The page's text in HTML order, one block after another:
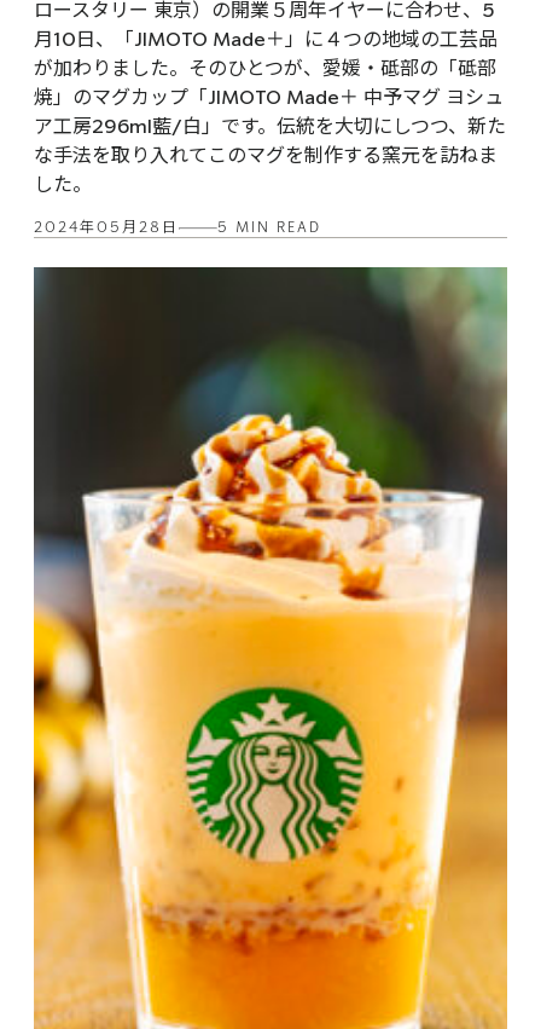
ロースタリー 東京）の開業５周年イヤーに合わせ、5
月10日、「JIMOTO Made＋」に４つの地域の工芸品
が加わりました。そのひとつが、愛媛・砥部の「砥部
焼」のマグカップ「JIMOTO Made＋ 中予マグ ヨシュ
ア工房296ml藍/白」です。伝統を大切にしつつ、新た
な手法を取り入れてこのマグを制作する窯元を訪ねま
した。
2024年05月28日 5 MIN READ